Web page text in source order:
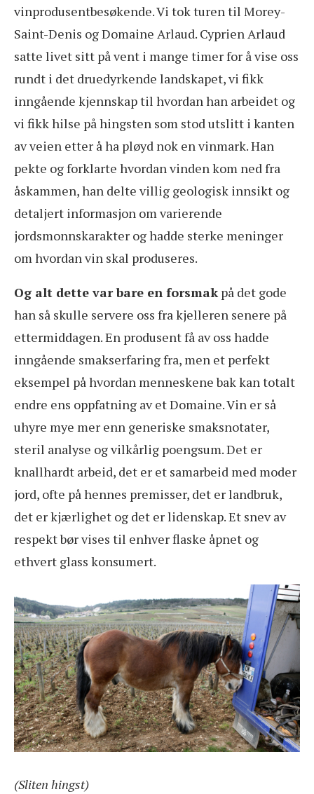
vinprodusentbesøkende. Vi tok turen til Morey-
Saint-Denis og Domaine Arlaud. Cyprien Arlaud
satte livet sitt på vent i mange timer for å vise oss
rundt i det druedyrkende landskapet, vi fikk
inngående kjennskap til hvordan han arbeidet og
vi fikk hilse på hingsten som stod utslitt i kanten
av veien etter å ha pløyd nok en vinmark. Han
pekte og forklarte hvordan vinden kom ned fra
åskammen, han delte villig geologisk innsikt og
detaljert informasjon om varierende
jordsmonnskarakter og hadde sterke meninger
om hvordan vin skal produseres.
Og alt dette var bare en forsmakpå det gode
han så skulle servere oss fra kjelleren senere på
ettermiddagen. En produsent få av oss hadde
inngående smakserfaring fra, men et perfekt
eksempel på hvordan menneskene bak kan totalt
endre ens oppfatning av et Domaine. Vin er så
uhyre mye mer enn generiske smaksnotater,
steril analyse og vilkårlig poengsum. Det er
knallhardt arbeid, det er et samarbeid med moder
jord, ofte på hennes premisser, det er landbruk,
det er kjærlighet og det er lidenskap. Et snev av
respekt bør vises til enhver flaske åpnet og
ethvert glass konsumert.
(Sliten hingst)